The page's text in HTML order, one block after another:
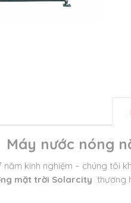
Máy nước nóng
kinh nghiệm – chúng
mặt trời Solarcity thương